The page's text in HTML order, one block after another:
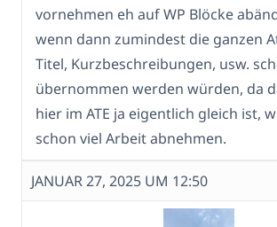
vornehmen eh auf WP Blöcke
wenn dann zumindest die ganzen
Titel, Kurzbeschreibungen, usw.
übernommen werden würden, da
hier im ATE ja eigentlich gleich ist,
schon viel Arbeit abnehmen.
JANUAR 27, 2025 UM 12:50